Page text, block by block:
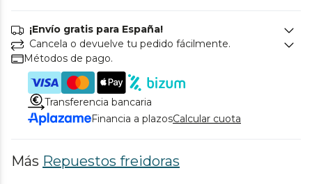
¡Envío gratis para España!
Cancela o devuelve tu pedido fácilmente.
Métodos de pago.
Transferencia bancaria
Financia a plazosCalcular cuota
Más Repuestos freidoras